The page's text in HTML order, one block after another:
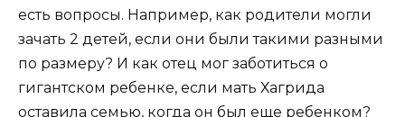
есть вопросы. Например, как родители могли
зачать 2 детей, если они были такими разными
по размеру? И как отец мог заботиться о
гигантском ребенке, если мать Хагрида
оставила семью, когда он был еще ребенком?